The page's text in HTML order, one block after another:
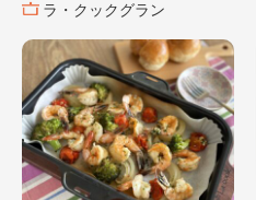
ラ・クックグラン